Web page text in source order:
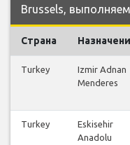
Brussels,
Страна
Turkey
Izmir Adnan
Menderes
Turkey
Eskisehir
Anadolu